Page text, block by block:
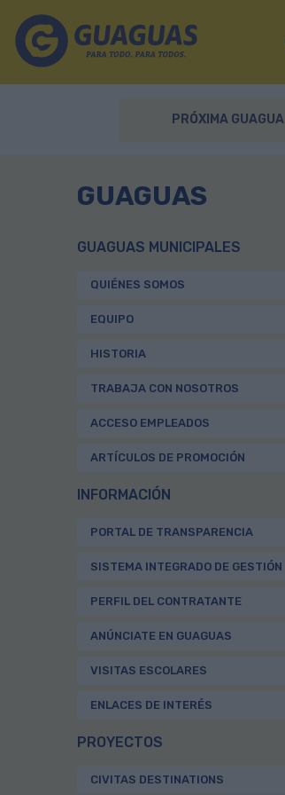
PRÓXIMA GUAGUA
GUAGUAS
GUAGUAS MUNICIPALES
QUIÉNES SOMOS
EQUIPO
HISTORIA
TRABAJA CON NOSOTROS
ACCESO EMPLEADOS
ARTÍCULOS DE PROMOCIÓN
INFORMACIÓN
PORTAL DE TRANSPARENCIA
SISTEMA INTEGRADO DE GESTIÓN
PERFIL DEL CONTRATANTE
ANÚNCIATE EN GUAGUAS
VISITAS ESCOLARES
ENLACES DE INTERÉS
PROYECTOS
CIVITAS DESTINATIONS